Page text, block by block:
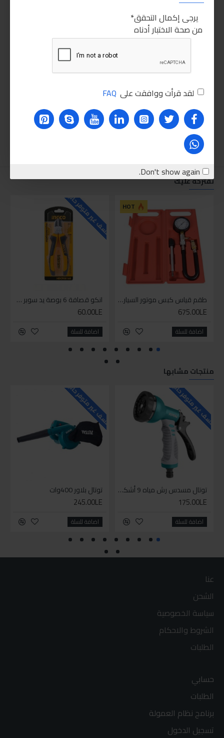
يرجى إكمال التحقق
من صحة الاختبار أدناه
لقد قرأت ووافقت على FAQ
Don't show again.
نقترحه عليك
HOT
طقم قياس كبس موتور السياره 3 ق
675.00LE
اضافة للسلة
للاسف غير متوفر حاليا
انكو قصافة 6 بوصة يد سوبر وان
60.00LE
اضافة للسلة
منتجات مشابها
للاسف غير متوفر حاليا
توتال مسدس رش مياه 9 أشكال
175.00LE
اضافة للسلة
للاسف غير متوفر حاليا
توتال بلاور 400وات
245.00LE
اضافة للسلة
عنا
الشحن
سياسة الخصوصية
الشروط والاحكام
الطلبات
حسابي
الطلبات
برنامج نظام العمولة
تسجيل الدخول